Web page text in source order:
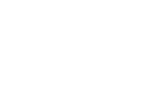
た。